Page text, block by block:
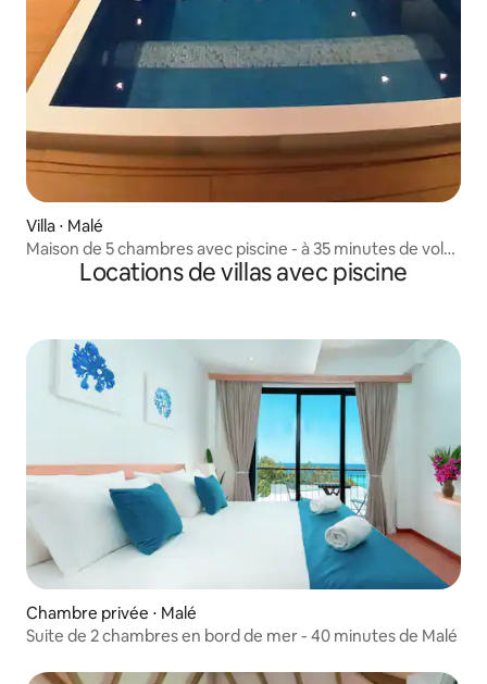
Villa ⋅ Malé
Maison de 5 chambres avec piscine - à 35 minutes de vol
de MaléLocations de villas avec piscine
Chambre privée ⋅ Malé
Suite de 2 chambres en bord de mer - 40 minutes de Malé